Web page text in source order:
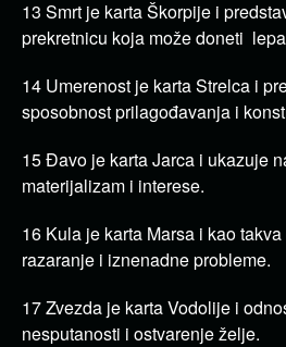
13 Smrt je karta Škorpije i
prekretnicu koja može doneti
14 Umerenost je karta Strelca i
sposobnost prilagođavanja i
15 Đavo je karta Jarca i ukazuje
materijalizam i interese.
16 Kula je karta Marsa i kao
razaranje i iznenadne probleme.
17 Zvezda je karta Vodolije i
nesputanosti i ostvarenje želje.